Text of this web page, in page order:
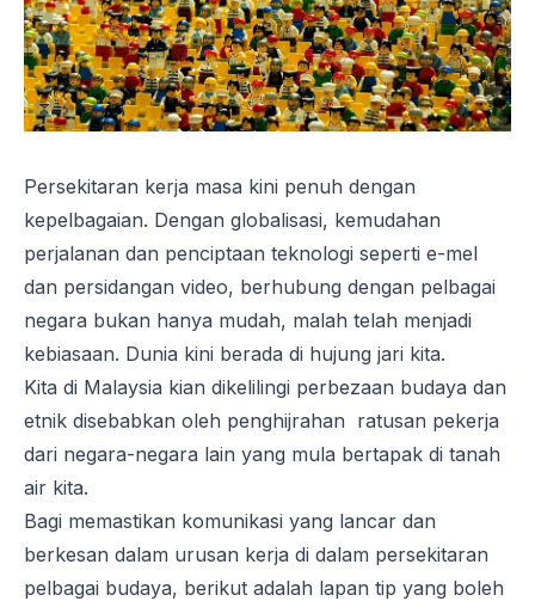
Persekitaran kerja masa kini penuh dengan
kepelbagaian. Dengan globalisasi, kemudahan
perjalanan dan penciptaan teknologi seperti e-mel
dan persidangan video, berhubung dengan pelbagai
negara bukan hanya mudah, malah telah menjadi
kebiasaan. Dunia kini berada di hujung jari kita.
Kita di Malaysia kian dikelilingi perbezaan budaya dan
etnik disebabkan oleh penghijrahan ratusan pekerja
dari negara-negara lain yang mula bertapak di tanah
air kita.
Bagi memastikan komunikasi yang lancar dan
berkesan dalam urusan kerja di dalam persekitaran
pelbagai budaya, berikut adalah lapan tip yang boleh